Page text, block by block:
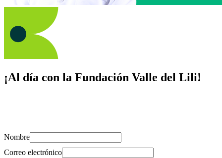
¡Al día con la Fundación Valle del Lili!
Nombre
Correo electrónico